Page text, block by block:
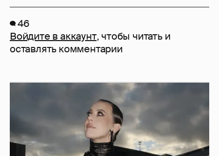
46
Войдите в аккаунт, чтобы читать и
оставлять комментарии